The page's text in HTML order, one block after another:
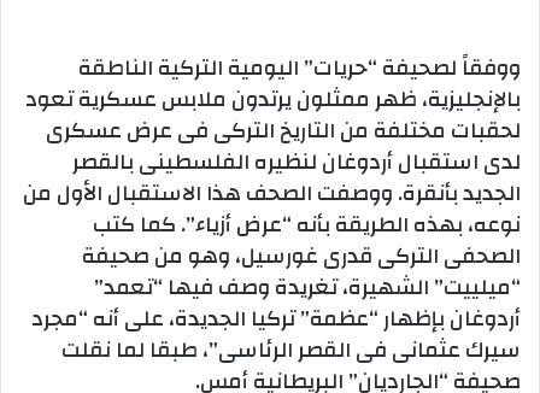
ووفقاً لصحيفة “حريات” اليومية التركية الناطقة
بالإنجليزية، ظهر ممثلون يرتدون ملابس عسكرية تعود
لحقبات مختلفة من التاريخ التركى فى عرض عسكرى
لدى استقبال أردوغان لنظيره الفلسطينى بالقصر
الجديد بأنقرة. ووصفت الصحف هذا الاستقبال الأول من
نوعه، بهذه الطريقة بأنه “عرض أزياء”. كما كتب
الصحفى التركى قدرى غورسيل، وهو من صحيفة
“ميلييت” الشهيرة، تغريدة وصف فيها “تعمد”
أردوغان بإظهار “عظمة” تركيا الجديدة، على أنه “مجرد
سيرك عثمانى فى القصر الرئاسى”، طبقا لما نقلت
صحيفة “الجارديان” البريطانية أمس.